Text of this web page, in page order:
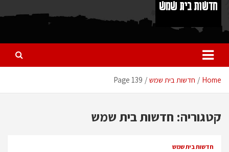
418 – חדשות בית שמש
כל מה שחדש ומעניין בבית שמש בכלל והחרדית בפרט
Home חדשות בית שמש Page 139
קטגוריה: חדשות בית שמש
חדשות בית שמש